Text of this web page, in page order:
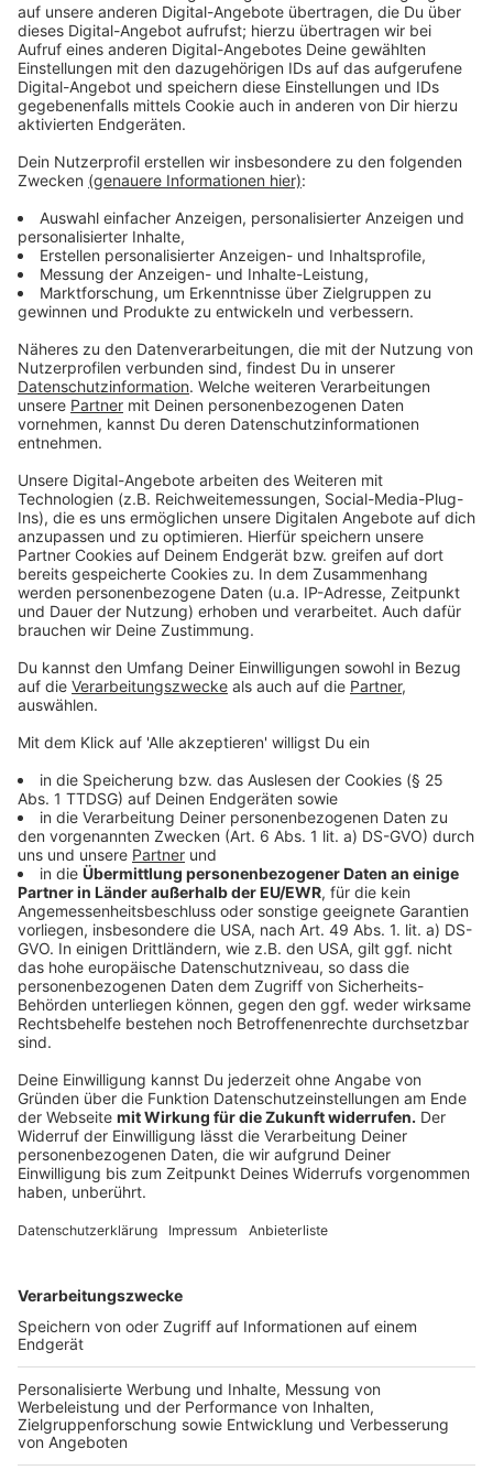
Anzeige
Katharina: Mit zwei Koffern durch das Leben
Mehr Zeit für die wichtigen Dinge nehmen, mit Familie
und Freunden so viele Stunden wie möglich verbringen:
das ist auch einer der Vorsätze, den viele Menschen
umsetzen möchten. Auf extreme Art und Weise hat
Journalistin kündigte vor zehn Jahren ihre Wohnung
und verkaufte und verschenkte nahezu ihr ganzes Hab
und Gut. Mit nur zwei Koffern im Gepäck begann sie
eine Weltreise.
Anzeige
Sie lebte zur Zwischenmiete, auf Sofas von Freunden,
in Hotels und in Zelten. Ihr Job war dabei ein
entscheidender Vorteil. Als Journalistin konnte sie von
überall aus arbeiten. Durch ihre ständigen Ortswechsel
kam bei ihr "nie so etwas wie Routine auf", wie sie
selbst sagt. Aber einen Rückzogsort habe sie sich in
jetzt.
Anzeige
©Finke
Über viele Jahre hinweg lebte Katharina nur aus zwei
Koffern. Die Journalistin reiste von Ort zu Ort durch die
Welt.
Anzeige
Über ihre Zeit hat Katharina ein Buch verfasst. Es heißt
"Loslassen - Wie ich die Welt entdeckte und
verzichten lernte" (ISBN: 9783492975889).
Mittlerweile hat sie wieder einen Rückzugsort
gefunden, denn sie hat sich wieder eine Wohnung
einer zweijährigen Tochter. Dennoch hält es sie nicht
viel Gepäck. Über ihr Leben und ihre vielen Reisen und
Erfahrungen berichtet sie in den sozialen Medien, zum
Beispiel bei Instagram (
Anzeige